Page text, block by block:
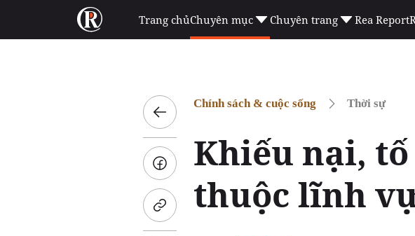
Trang chủChuyên mục Chuyên trang Rea Report
Chính sách & cuộc sống Thời sự
Khiếu nại,
thuộc lĩnh